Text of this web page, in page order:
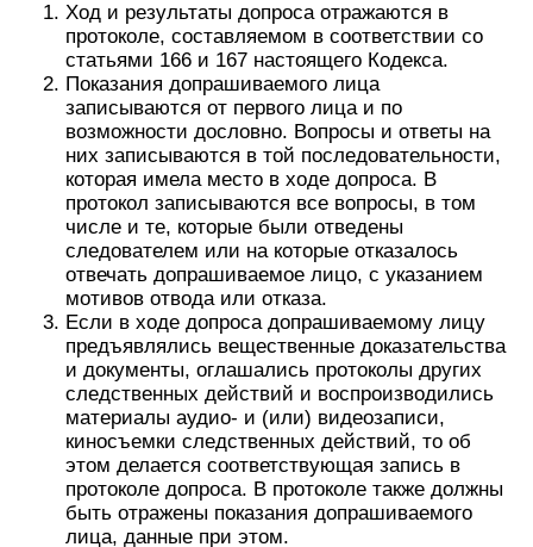
Ход и результаты допроса отражаются в
протоколе, составляемом в соответствии со
статьями 166 и 167 настоящего Кодекса.
Показания допрашиваемого лица
записываются от первого лица и по
возможности дословно. Вопросы и ответы на
них записываются в той последовательности,
которая имела место в ходе допроса. В
протокол записываются все вопросы, в том
числе и те, которые были отведены
следователем или на которые отказалось
отвечать допрашиваемое лицо, с указанием
мотивов отвода или отказа.
Если в ходе допроса допрашиваемому лицу
предъявлялись вещественные доказательства
и документы, оглашались протоколы других
следственных действий и воспроизводились
материалы аудио- и (или) видеозаписи,
киносъемки следственных действий, то об
этом делается соответствующая запись в
протоколе допроса. В протоколе также должны
быть отражены показания допрашиваемого
лица, данные при этом.